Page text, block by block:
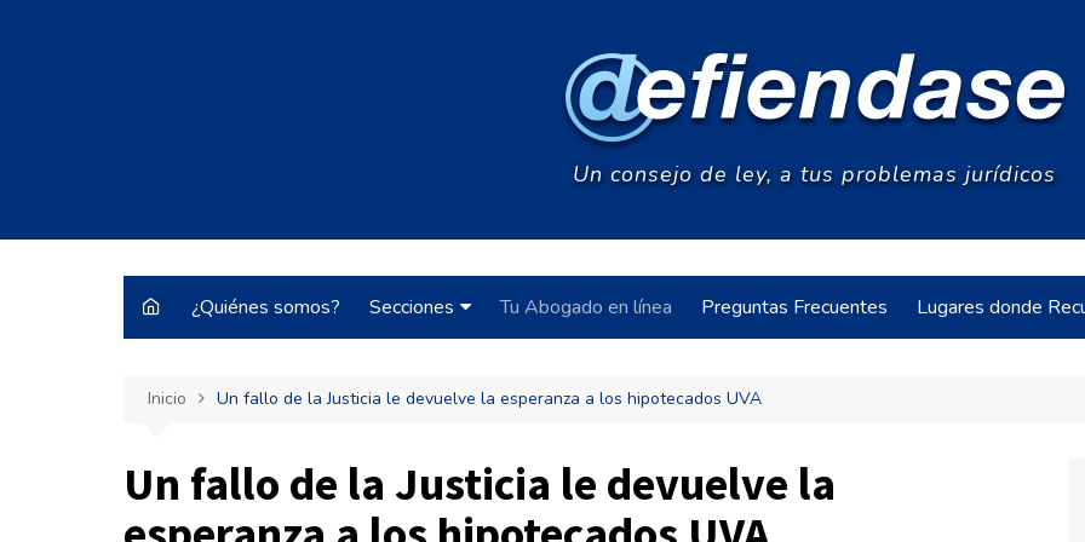
Un consejo de ley, a tus problemas jurídicos
¿Quiénes somos? Secciones
Historias de Burrocracia
ARBA
Pateando Tribunales
Tu Abogado en línea Preguntas Frecuentes Lugares donde
Inicio Un fallo de la Justicia le devuelve la esperanza a los hipotecados UVA
Un fallo de la Justicia le devuelve la